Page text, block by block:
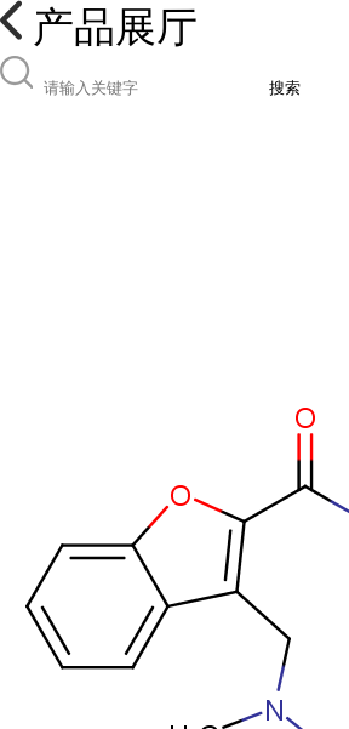
产品展厅
搜索